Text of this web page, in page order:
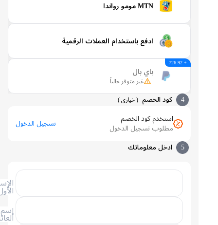
MTN مومو رواندا
ادفع باستخدام العملات الرقمية
باي بال
غير متوفر حالياً
كود الخصم (خياري )
استخدم كود الخصم
مطلوب تسجيل الدخول
تسجيل الدخول
ادخل معلوماتك
العائلة